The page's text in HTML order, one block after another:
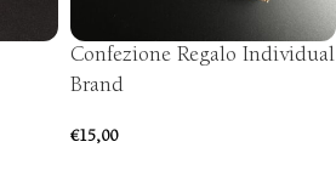
Confezione Regalo Individual
Brand
€15,00